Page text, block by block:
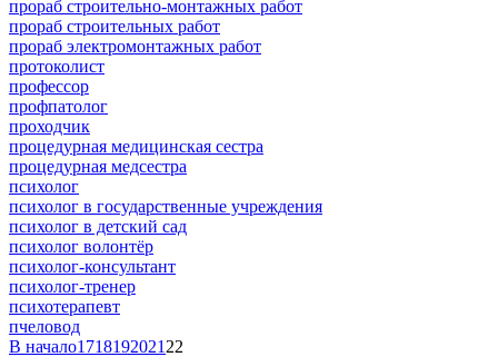
прораб строительно-монтажных работ
прораб строительных работ
прораб электромонтажных работ
протоколист
профессор
профпатолог
проходчик
процедурная медицинская сестра
процедурная медсестра
психолог
психолог в государственные учреждения
психолог в детский сад
психолог волонтёр
психолог-консультант
психолог-тренер
психотерапевт
пчеловод
В начало1718192021 22